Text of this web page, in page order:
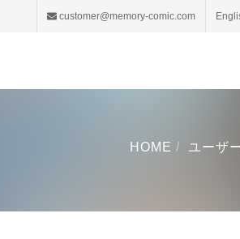
customer@memory-comic.com
HOME ユーザ